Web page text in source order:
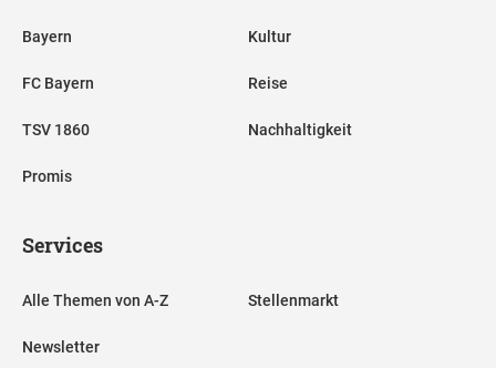
Bayern
FC Bayern
TSV 1860
Promis
Kultur
Reise
Nachhaltigkeit
Services
Alle Themen von A-Z
Newsletter
Stellenmarkt